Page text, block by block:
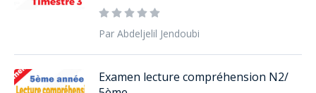
Par Abdeljelil Jendoubi
Examen lecture compréhension N2/